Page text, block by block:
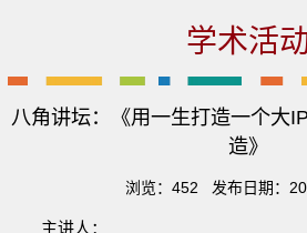
学术活
八角讲坛：《用一生打造一个
造》
浏览： 452 发布日期：
主讲人：